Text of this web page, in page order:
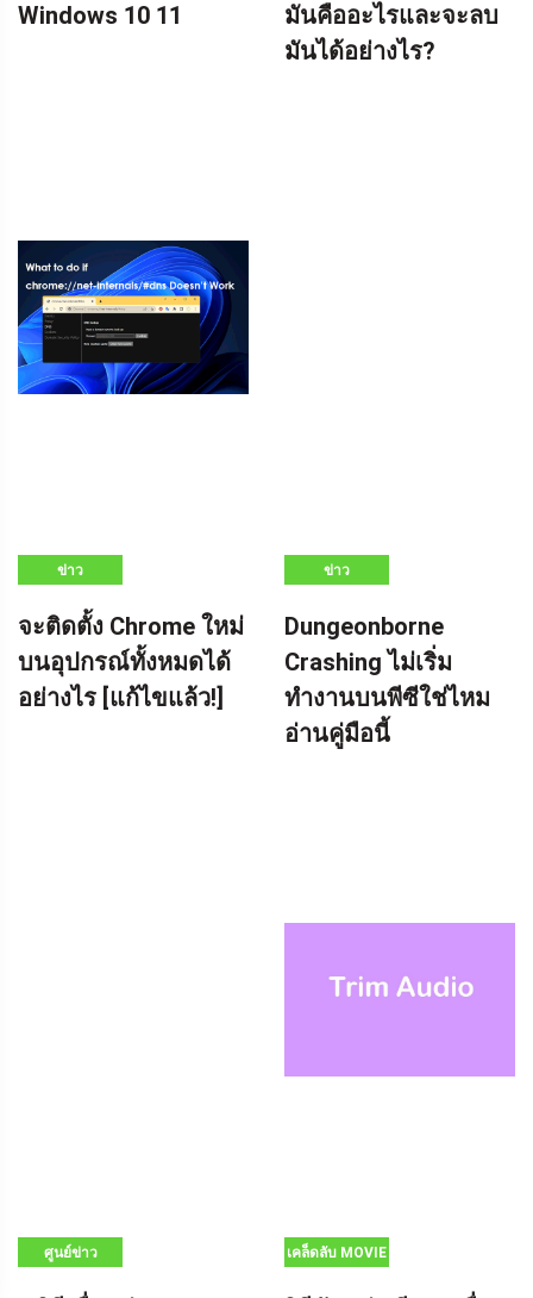
Windows 10 11
มันคืออะไรและจะลบ
มันได้อย่างไร?
ข่าว
จะติดตั้ง Chrome ใหม่
บนอุปกรณ์ทั้งหมดได้
อย่างไร [แก้ไขแล้ว!]
ข่าว
Dungeonborne
Crashing ไม่เริ่ม
ทำงานบนพีซีใช่ไหม
อ่านคู่มือนี้
ศูนย์ข่าว
เคล็ดลับ MOVIE